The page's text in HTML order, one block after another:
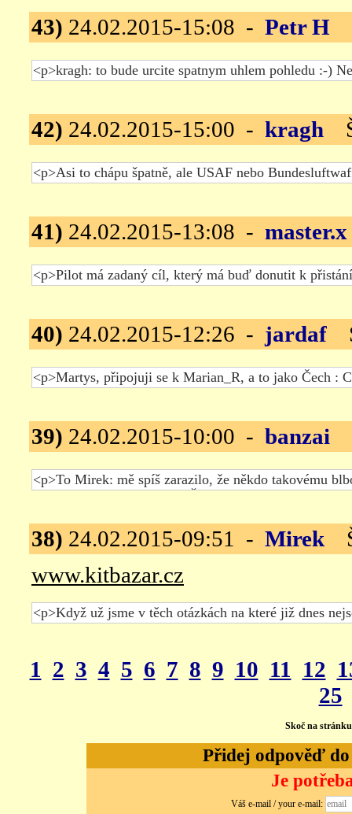
43) 24.02.2015-15:08 - Petr H
42) 24.02.2015-15:00 - kragh
41) 24.02.2015-13:08 - master.x
40) 24.02.2015-12:26 - jardaf
39) 24.02.2015-10:00 - banzai
38) 24.02.2015-09:51 - Mirek
www.kitbazar.cz
1 2 3 4 5 6 7 8 9 10 11 12
25
Skoč na
Přidej odpověď
Je
Váš e-mail / your e-mail: